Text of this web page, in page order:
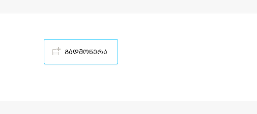
გადმოწერა